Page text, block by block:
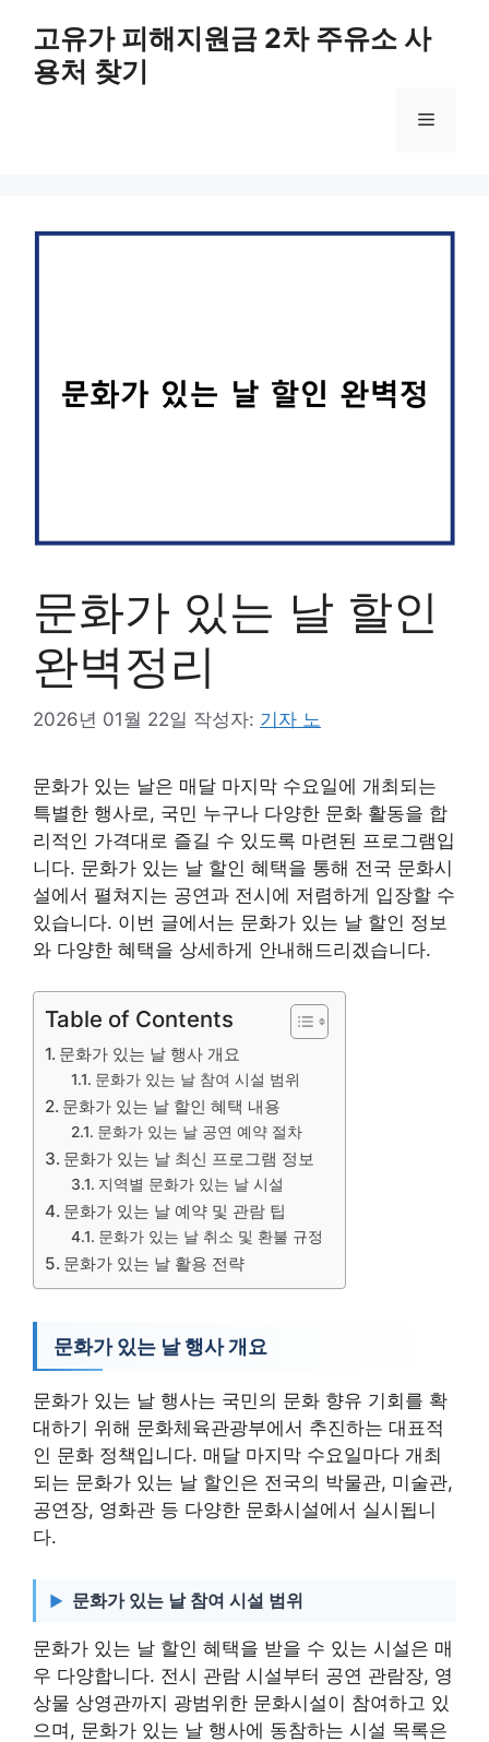
고유가 피해지원금 2차 주유소 사
용처 찾기
메
문화가 있는 날 할인
완벽정리
2026년 01월 22일 작성자: 기자 노
문화가 있는 날은 매달 마지막 수요일에 개최되는
특별한 행사로, 국민 누구나 다양한 문화 활동을 합
리적인 가격대로 즐길 수 있도록 마련된 프로그램입
니다. 문화가 있는 날 할인 혜택을 통해 전국 문화시
설에서 펼쳐지는 공연과 전시에 저렴하게 입장할 수
있습니다. 이번 글에서는 문화가 있는 날 할인 정보
와 다양한 혜택을 상세하게 안내해드리겠습니다.
Table of Contents
문화가 있는 날 행사 개요
문화가 있는 날 참여 시설 범위
문화가 있는 날 할인 혜택 내용
문화가 있는 날 공연 예약 절차
문화가 있는 날 최신 프로그램 정보
지역별 문화가 있는 날 시설
문화가 있는 날 예약 및 관람 팁
문화가 있는 날 취소 및 환불 규정
문화가 있는 날 활용 전략
문화가 있는 날 행사 개요
문화가 있는 날 행사는 국민의 문화 향유 기회를 확
대하기 위해 문화체육관광부에서 추진하는 대표적
인 문화 정책입니다. 매달 마지막 수요일마다 개최
되는 문화가 있는 날 할인은 전국의 박물관, 미술관,
공연장, 영화관 등 다양한 문화시설에서 실시됩니
다.
문화가 있는 날 참여 시설 범위
문화가 있는 날 할인 혜택을 받을 수 있는 시설은 매
우 다양합니다. 전시 관람 시설부터 공연 관람장, 영
상물 상영관까지 광범위한 문화시설이 참여하고 있
으며, 문화가 있는 날 행사에 동참하는 시설 목록은